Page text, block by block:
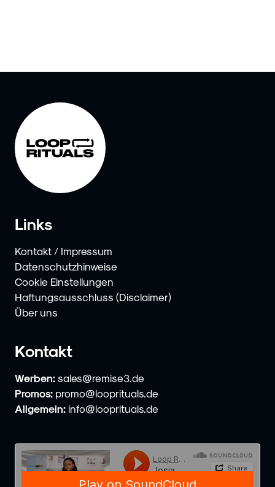
Links
Kontakt / Impressum
Datenschutzhinweise
Cookie Einstellungen
Haftungsausschluss (Disclaimer)
Über uns
Kontakt
Werben: sales@remise3.de
Promos: promo@looprituals.de
Allgemein: info@looprituals.de